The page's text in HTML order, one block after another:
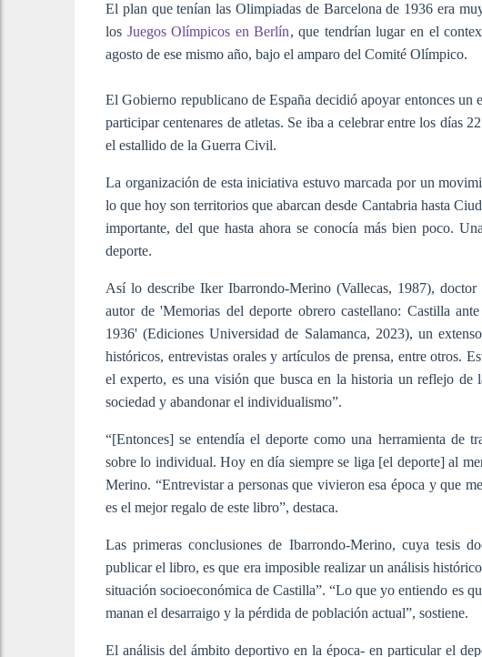
El plan que tenían las Olimpiadas de Barcelona de 1936 era
los Juegos Olímpicos en Berlín, que tendrían lugar en el
agosto de ese mismo año, bajo el amparo del Comité Olímpico.
El Gobierno republicano de España decidió apoyar entonces
participar centenares de atletas. Se iba a celebrar entre los días
el estallido de la Guerra Civil.
La organización de esta iniciativa estuvo marcada por un
lo que hoy son territorios que abarcan desde Cantabria hasta
importante, del que hasta ahora se conocía más bien poco.
deporte.
Así lo describe Iker Ibarrondo-Merino (Vallecas, 1987),
autor de 'Memorias del deporte obrero castellano: Castilla
1936' (Ediciones Universidad de Salamanca, 2023), un
históricos, entrevistas orales y artículos de prensa, entre otros.
el experto, es una visión que busca en la historia un reflejo de
sociedad y abandonar el individualismo”.
“[Entonces] se entendía el deporte como una herramienta de
sobre lo individual. Hoy en día siempre se liga [el deporte] al
Merino. “Entrevistar a personas que vivieron esa época y que
es el mejor regalo de este libro”, destaca.
Las primeras conclusiones de Ibarrondo-Merino, cuya tesis
publicar el libro, es que era imposible realizar un análisis
situación socioeconómica de Castilla”. “Lo que yo entiendo es
manan el desarraigo y la pérdida de población actual”, sostiene.
El análisis del ámbito deportivo en la época- en particular el